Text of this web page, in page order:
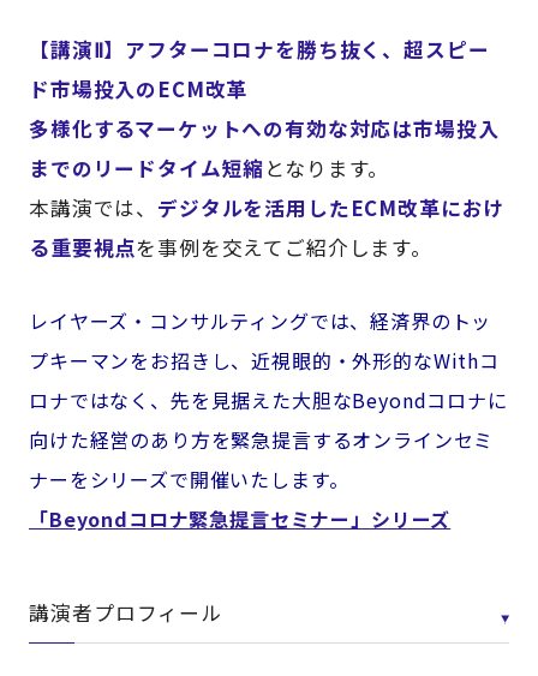
【講演Ⅱ】アフターコロナを勝ち抜く、超スピー
ド市場投入のECM改革
多様化するマーケットへの有効な対応は市場投入
までのリードタイム短縮となります。
本講演では、 デジタルを活用したECM改革におけ
る重要視点を事例を交えてご紹介します。
レイヤーズ・コンサルティングでは、経済界のトッ
プキーマンをお招きし、近視眼的・外形的なWithコ
ロナではなく、先を見据えた大胆なBeyondコロナに
向けた経営のあり方を緊急提言するオンラインセミ
ナーをシリーズで開催いたします。
「Beyondコロナ緊急提言セミナー」シリーズ
講演者プロフィール